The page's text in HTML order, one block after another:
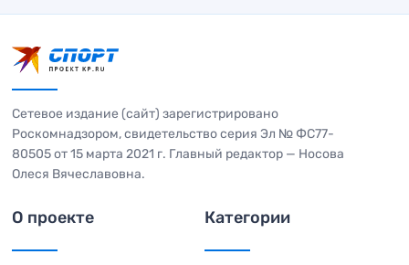
Сетевое издание (сайт) зарегистрировано
Роскомнадзором, свидетельство серия Эл № ФС77-
80505 от 15 марта 2021 г. Главный редактор — Носова
Олеся Вячеславовна.
О проекте Категории